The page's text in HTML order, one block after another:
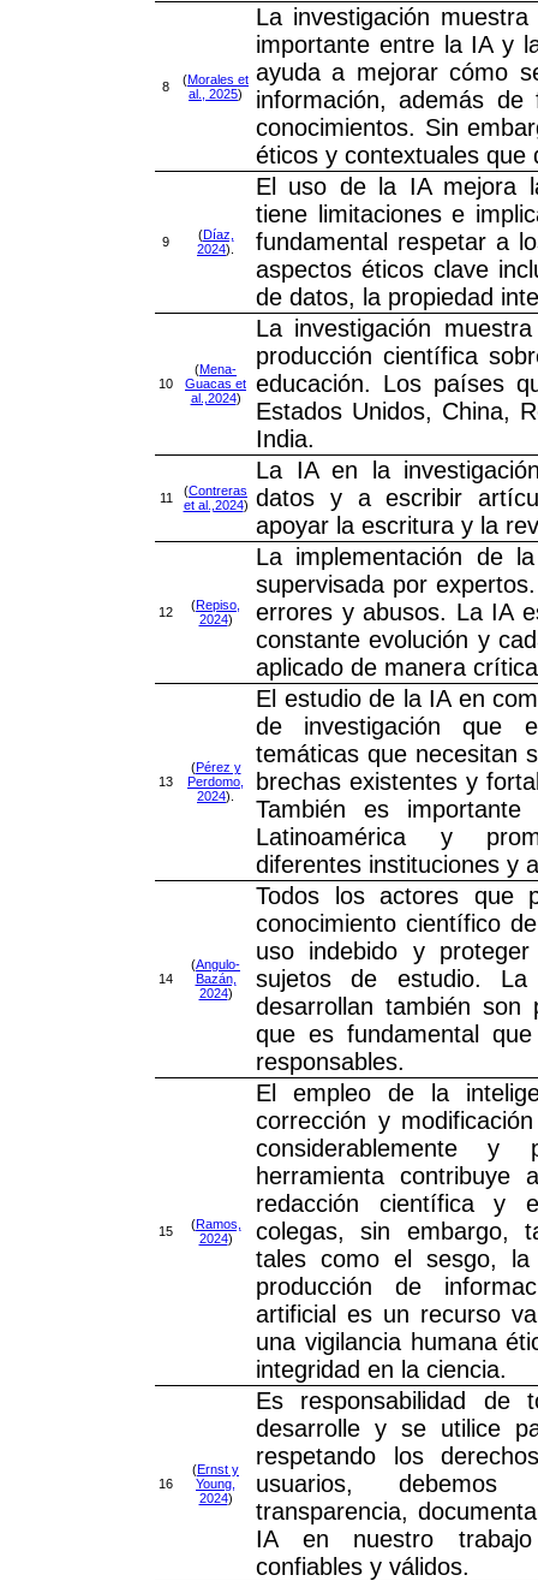
8 (Morales et
al., 2025)
La investigación
importante entre la IA y
ayuda a mejorar cómo
información, además
conocimientos. Sin
éticos y contextuales que
9 (Díaz,
2024).
El uso de la IA mejora
tiene limitaciones e
fundamental respetar a
aspectos éticos clave
de datos, la propiedad
10
(Mena-
Guacas et
al.,2024)
La investigación
producción científica
educación. Los países
Estados Unidos, China,
India.
11 (Contreras
et al.,2024)
La IA en la
datos y a escribir
apoyar la escritura y la
12 (Repiso,
2024)
La implementación de
supervisada por
errores y abusos. La IA
constante evolución y
aplicado de manera
13
(Pérez y
Perdomo,
2024).
El estudio de la IA en
de investigación que
temáticas que necesitan
brechas existentes y
También es
Latinoamérica y
diferentes instituciones y
14
(Angulo-
Bazán,
2024)
Todos los actores que
conocimiento científico
uso indebido y
sujetos de estudio.
desarrollan también
que es fundamental
responsables.
15 (Ramos,
2024)
El empleo de la
corrección y
considerablemente
herramienta contribuye
redacción científica y
colegas, sin embargo,
tales como el sesgo,
producción de
artificial es un recurso
una vigilancia humana
integridad en la ciencia.
16
(Ernst y
Young,
2024)
Es responsabilidad
desarrolle y se utilice
respetando los
usuarios,
transparencia,
IA en nuestro trabajo
confiables y válidos.